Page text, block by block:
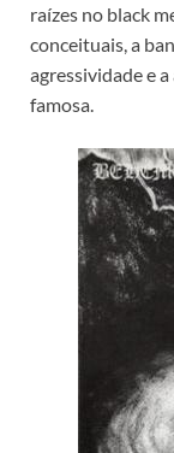
raízes no black
conceituais, a
agressividade e
famosa.